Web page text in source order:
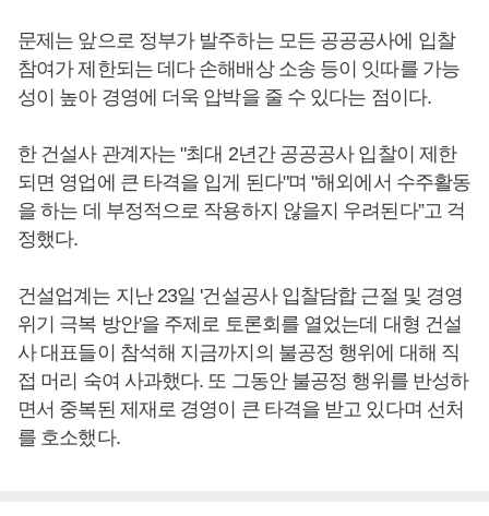
문제는 앞으로 정부가 발주하는 모든 공공공사에 입찰
참여가 제한되는 데다 손해배상 소송 등이 잇따를 가능
성이 높아 경영에 더욱 압박을 줄 수 있다는 점이다.
한 건설사 관계자는 "최대 2년간 공공공사 입찰이 제한
되면 영업에 큰 타격을 입게 된다"며 "해외에서 수주활동
을 하는 데 부정적으로 작용하지 않을지 우려된다”고 걱
정했다.
건설업계는 지난 23일 '건설공사 입찰담합 근절 및 경영
위기 극복 방안'을 주제로 토론회를 열었는데 대형 건설
사 대표들이 참석해 지금까지의 불공정 행위에 대해 직
접 머리 숙여 사과했다. 또 그동안 불공정 행위를 반성하
면서 중복된 제재로 경영이 큰 타격을 받고 있다며 선처
를 호소했다.